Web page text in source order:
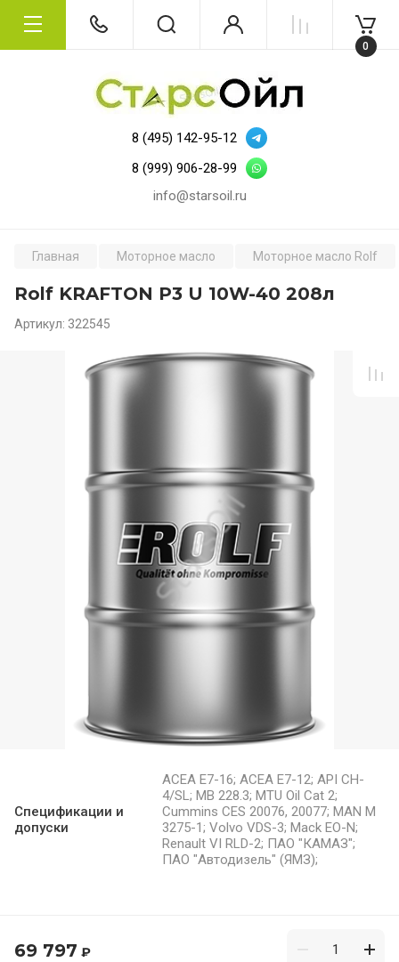
8 (495) 142-95-12
8 (999) 906-28-99
info@starsoil.ru
0
Главная Моторное масло Моторное масло Rolf
Rolf KRAFTON P3 U 10W-40 208л
Артикул: 322545
69 797 ₽
Спецификации и
допуски
ACEA E7-16; ACEA E7-12; API CH-
4/SL; MB 228.3; MTU Oil Cat 2;
Cummins CES 20076, 20077; MAN M
3275-1; Volvo VDS-3; Mack EO-N;
Renault VI RLD-2; ПАО "КАМАЗ";
ПАО "Автодизель" (ЯМЗ);